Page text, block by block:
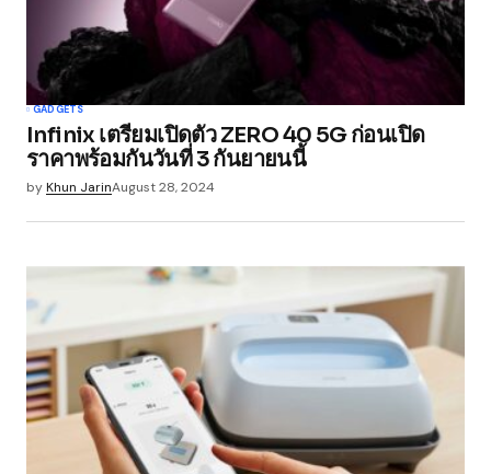
GADGETS
Infinix เตรียมเปิดตัว ZERO 40 5G ก่อนเปิด
ราคาพร้อมกันวันที่ 3 กันยายนนี้
byKhun JarinAugust 28, 2024